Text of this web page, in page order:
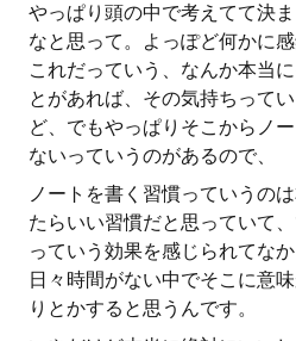
やっぱり頭の中で考えてて決
なと思って。よっぽど何かに
これだっていう、なんか本当
とがあれば、その気持ちって
ど、でもやっぱりそこからノ
ないっていうのがあるので、
ノートを書く習慣っていうの
たらいい習慣だと思っていて
っていう効果を感じられてな
日々時間がない中でそこに意
りとかすると思うんです。